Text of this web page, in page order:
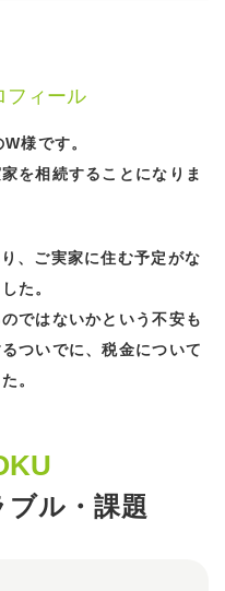
フィール
様です。
を相続することになりま
、ご実家に住む予定がな
た。
ではないかという不安も
ついでに、税金について
。
ル・課題